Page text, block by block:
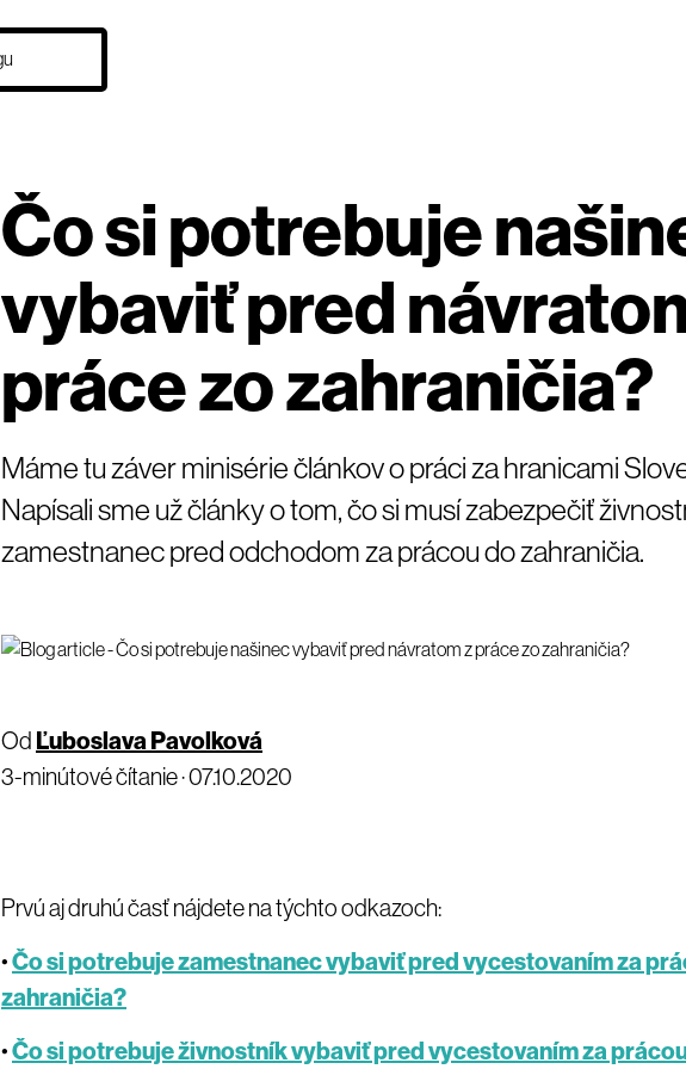
Čo si potrebuje
vybaviť pred
práce zo zahraničia?
Máme tu záver minisérie článkov o práci za hranicami
Napísali sme už články o tom, čo si musí zabezpečiť
zamestnanec pred odchodom za prácou do zahraničia.
Od Ľuboslava Pavolková
3-minútové čítanie ·07.10.2020
Prvú aj druhú časť nájdete na týchto odkazoch:
•Čo si potrebuje zamestnanec vybaviť pred vycestovaním za
zahraničia?
•Čo si potrebuje živnostník vybaviť pred vycestovaním za